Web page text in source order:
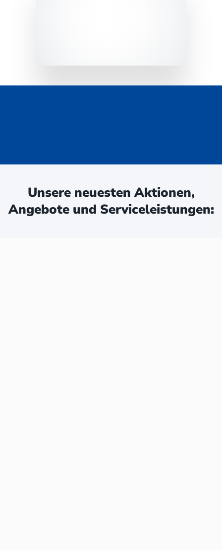
Unsere neuesten Aktionen,
Angebote und Serviceleistungen: